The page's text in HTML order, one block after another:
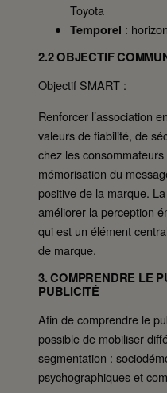
Toyota
Temporel :
2.2 OBJECTIF
Objectif SMART :
Renforcer l’association
valeurs de fiabilité, de
chez les
mémorisation du
positive de la marque.
améliorer la perception
qui est un élément
de marque.
3. COMPRENDRE LE
PUBLICITÉ
Afin de comprendre le
possible de mobiliser
segmentation :
psychographiques et